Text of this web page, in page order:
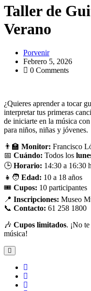
Taller de
Verano
Porvenir
Febrero 5, 2026
0 Comments
¿Quieres aprender a tocar
interpretar tus primeras
de iniciarte en la música
para niños, niñas y jóvenes.
👨‍🏫 Monitor: Francisco
📅 Cuándo: Todos los
🕒 Horario: 14:30 a 16:30
👧🧑 Edad: 10 a 18 años
🎟️ Cupos: 10 participantes
📍 Inscripciones: Museo
📞 Contacto: 61 258 1800
🎶 Cupos limitados. ¡No
música!